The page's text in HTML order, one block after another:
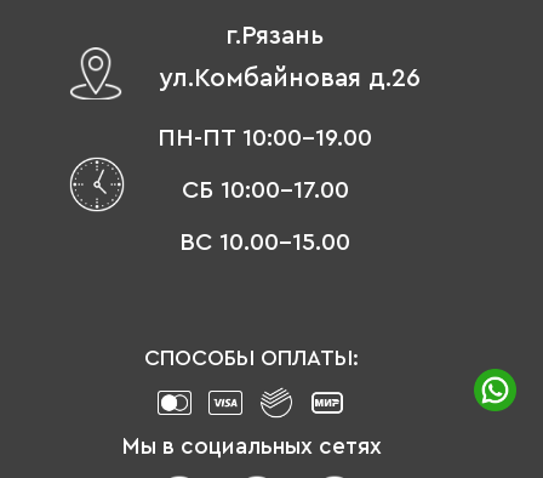
г.Рязань
ул.Комбайновая д.26
ПН-ПТ 10:00-19.00
СБ 10:00-17.00
ВС 10.00-15.00
СПОСОБЫ ОПЛАТЫ:
Мы в социальных сетях